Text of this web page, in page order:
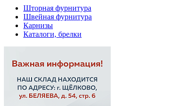
Шторная фурнитура
Швейная фурнитура
Карнизы
Каталоги, брелки